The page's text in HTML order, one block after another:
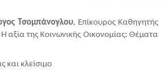
Τσομπάνογλου, Επίκουρος Καθηγητής
αξία της Κοινωνικής Οικονομίας: Θέματα
κλείσιμο